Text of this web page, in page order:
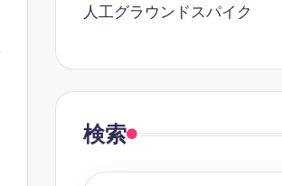
人工グラウンドスパイク
検索